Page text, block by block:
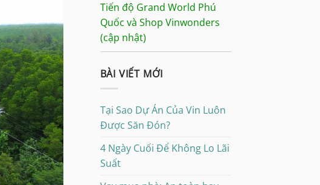
Tiến độ Grand World Phú
Quốc và Shop Vinwonders
(cập nhật)
BÀI VIẾT MỚI
Tại Sao Dự Án Của Vin Luôn
Được Săn Đón?
4 Ngày Cuối Để Không Lo Lãi
Suất